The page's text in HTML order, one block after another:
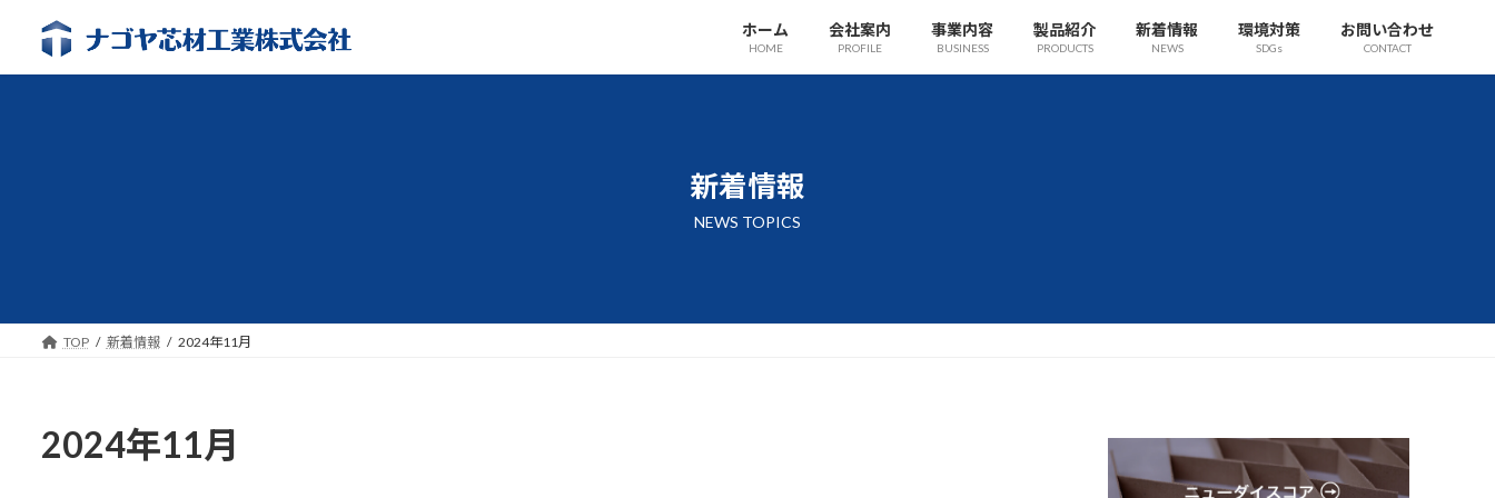
ホーム
HOME
会社案内
PROFILE
事業内容
BUSINESS
製品紹介
PRODUCTS
新着情報
NEWS
環境対策
SDGs
お問い合わせ
CONTACT
新着情報
NEWS TOPICS
TOP 新着情報 2024年11月
2024年11月